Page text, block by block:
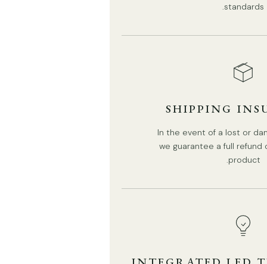
standards.
SHIPPING
In the event of a lost or
we guarantee a full
product.